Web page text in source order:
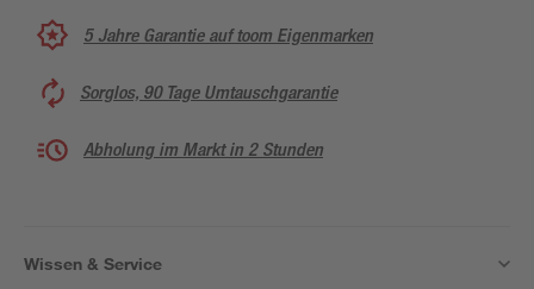
5 Jahre Garantie auf toom Eigenmarken
Sorglos, 90 Tage Umtauschgarantie
Abholung im Markt in 2 Stunden
Wissen & Service